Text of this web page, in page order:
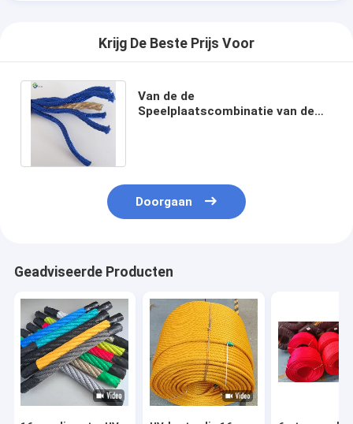
Krijg De Beste Prijs Voor
Van de de
Speelplaatscombinatie van de
Doorgaan
Geadviseerde Producten